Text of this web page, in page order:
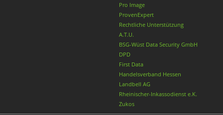
Pro Image
ProvenExpert
Rechtliche Unterstützung
A.T.U.
BSG-Wüst Data Security GmbH
DPD
First Data
Handelsverband Hessen
Landbell AG
Rheinischer-Inkassodienst e.K.
Zukos